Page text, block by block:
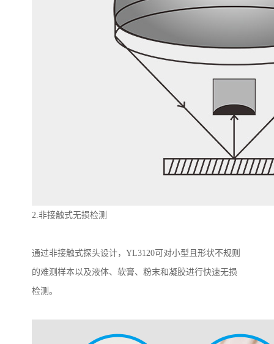
2. 非接触式无损检测
通过非接触式探头设计， YL3120可对小型且形状不规则
的难测样本以及液体、软膏、粉末和凝胶进行快速无损
检测。